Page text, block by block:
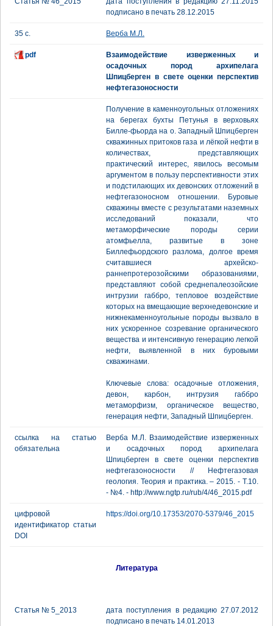
подписано в печать 28.12.2015
35 с. Верба М.Л.
pdf
Взаимодействие изверженных и
осадочных пород архипелага
Шпицберген в свете оценки перспектив
нефтегазоносности
Получение в каменноугольных отложениях
на берегах бухты Петунья в верховьях
Билле-фьорда на о. Западный Шпицберген
скважинных притоков газа и лёгкой нефти в
количествах, представляющих
практический интерес, явилось весомым
аргументом в пользу перспективности этих
и подстилающих их девонских отложений в
нефтегазоносном отношении. Буровые
скважины вместе с результатами наземных
исследований показали, что
метаморфические породы серии
атомфьелла, развитые в зоне
Биллефьордского разлома, долгое время
считавшиеся архейско-
раннепротерозойскими образованиями,
представляют собой среднепалеозойские
интрузии габбро, тепловое воздействие
которых на вмещающие верхнедевонские и
нижнекаменноугольные породы вызвало в
них ускоренное созревание органического
вещества и интенсивную генерацию легкой
нефти, выявленной в них буровыми
скважинами.
Ключевые слова: осадочные отложения,
девон, карбон, интрузия габбро
метаморфизм, органическое вещество,
генерация нефти, Западный Шпицберген.
ссылка на статью
обязательна
Верба М.Л. Взаимодействие изверженных
и осадочных пород архипелага
Шпицберген в свете оценки перспектив
нефтегазоносности // Нефтегазовая
геология. Теория и практика. – 2015. - Т.10.
- №4. - http://www.ngtp.ru/rub/4/46_2015.pdf
цифровой
идентификатор статьи
DOI
https://doi.org/10.17353/2070-5379/46_2015
Литература
Статья № 5_2013
дата поступления в редакцию 27.07.2012
подписано в печать 14.01.2013